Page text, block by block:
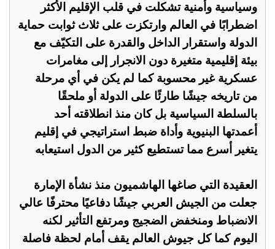
وسياسية وأمنية تشكلت في قلب الإقليم الأكثر
اضطرابًا في العالم وارتكزت على ثلاث ثوابت حماية
الدولة واستقرار الداخل والقدرة على التكيّف مع
بيئة إقليمية متغيرة دون الانجرار إلى مغامرات
عسكرية غير محسوبة كما لم يكن في أي مرحلة
من تاريخه جيشًا طارئًا على الدولة أو ملحقًا
بالسلطة السياسية بل كان منذ انطلاقته أحد
أعمدتها البنيوية وأداة ضبط استراتيجي في إقليم
يتغير أسرع مما تستطيع كثير من الدول استيعابه
العقيدة التي صاغها الهاشميون منذ نشأة الإمارة
جعلت من الجيش العربي جيشًا دفاعيًا محترفًا عالي
الانضباط ومنخفض الضجيج ومرتفع التأثير لكنه
اليوم كما كل جيوش العالم يقف أمام لحظة فاصلة